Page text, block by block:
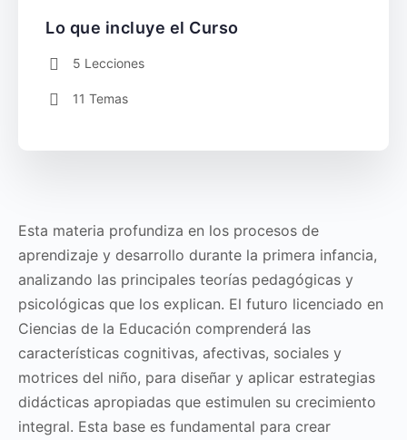
Esta materia profundiza en los procesos de
aprendizaje y desarrollo durante la primera infancia,
analizando las principales teorías pedagógicas y
psicológicas que los explican. El futuro licenciado en
Ciencias de la Educación comprenderá las
características cognitivas, afectivas, sociales y
motrices del niño, para diseñar y aplicar estrategias
didácticas apropiadas que estimulen su crecimiento
integral. Esta base es fundamental para crear
Lo que incluye el Curso
5 Lecciones
11 Temas